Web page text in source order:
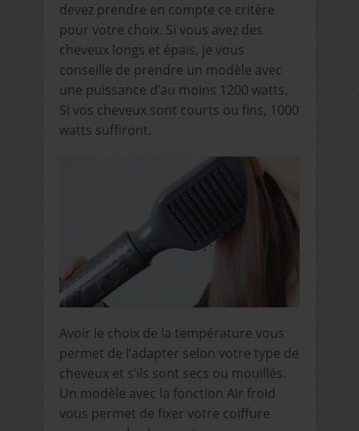
devez prendre en compte ce critère
pour votre choix. Si vous avez des
cheveux longs et épais, je vous
conseille de prendre un modèle avec
une puissance d’au moins 1200 watts.
Si vos cheveux sont courts ou fins, 1000
watts suffiront.
Avoir le choix de la température vous
permet de l’adapter selon votre type de
cheveux et s’ils sont secs ou mouillés.
Un modèle avec la fonction Air froid
vous permet de fixer votre coiffure